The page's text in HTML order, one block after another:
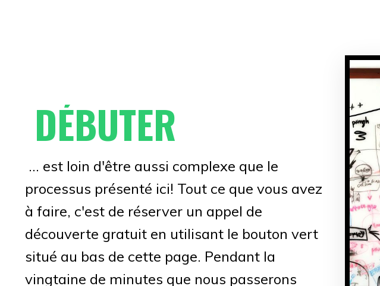
DÉBUTER
... est loin d'être aussi complexe que le
processus présenté ici! Tout ce que vous avez
à faire, c'est de réserver un appel de
découverte gratuit en utilisant le bouton vert
situé au bas de cette page. Pendant la
vingtaine de minutes que nous passerons